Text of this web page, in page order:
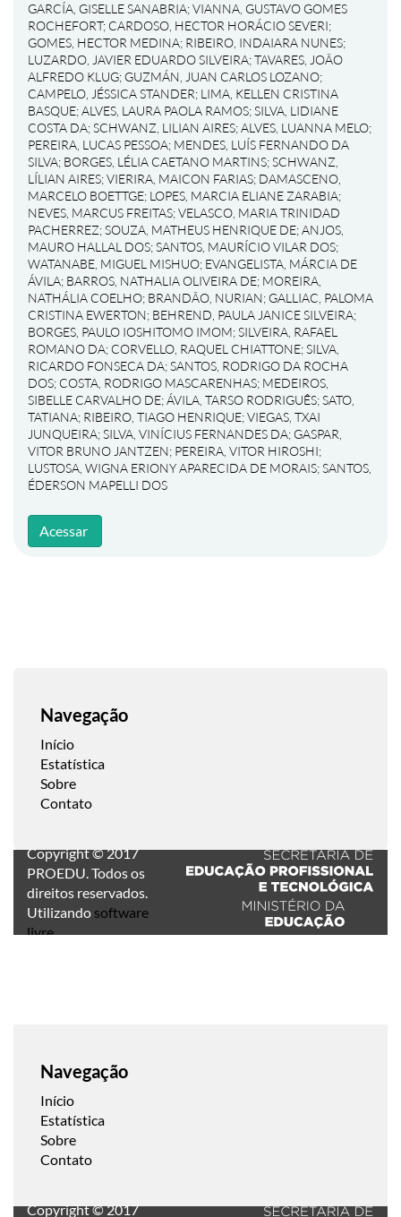
GARCÍA, GISELLE SANABRIA;VIANNA, GUSTAVO GOMES
ROCHEFORT; CARDOSO, HECTOR HORÁCIO SEVERI;
GOMES, HECTOR MEDINA; RIBEIRO, INDAIARA NUNES;
LUZARDO, JAVIER EDUARDO SILVEIRA;TAVARES, JOÃO
ALFREDO KLUG; GUZMÁN, JUAN CARLOS LOZANO;
CAMPELO, JÉSSICA STANDER; LIMA, KELLEN CRISTINA
BASQUE;ALVES, LAURA PAOLA RAMOS;SILVA, LIDIANE
COSTA DA;SCHWANZ, LILIAN AIRES;ALVES, LUANNA MELO;
PEREIRA, LUCAS PESSOA; MENDES, LUÍS FERNANDO DA
SILVA; BORGES, LÉLIA CAETANO MARTINS;SCHWANZ,
LÍLIAN AIRES;VIERIRA, MAICON FARIAS; DAMASCENO,
MARCELO BOETTGE; LOPES, MARCIA ELIANE ZARABIA;
NEVES, MARCUS FREITAS;VELASCO, MARIA TRINIDAD
PACHERREZ;SOUZA, MATHEUS HENRIQUE DE;ANJOS,
MAURO HALLAL DOS;SANTOS, MAURÍCIO VILAR DOS;
WATANABE, MIGUEL MISHUO; EVANGELISTA, MÁRCIA DE
ÁVILA; BARROS, NATHALIA OLIVEIRA DE; MOREIRA,
NATHÁLIA COELHO; BRANDÃO, NURIAN; GALLIAC, PALOMA
CRISTINA EWERTON; BEHREND, PAULA JANICE SILVEIRA;
BORGES, PAULO IOSHITOMO IMOM;SILVEIRA, RAFAEL
ROMANO DA; CORVELLO, RAQUEL CHIATTONE;SILVA,
RICARDO FONSECA DA;SANTOS, RODRIGO DA ROCHA
DOS; COSTA, RODRIGO MASCARENHAS; MEDEIROS,
SIBELLE CARVALHO DE;ÁVILA, TARSO RODRIGUÊS;SATO,
TATIANA; RIBEIRO, TIAGO HENRIQUE;VIEGAS, TXAI
JUNQUEIRA;SILVA, VINÍCIUS FERNANDES DA; GASPAR,
VITOR BRUNO JANTZEN; PEREIRA, VITOR HIROSHI;
LUSTOSA, WIGNA ERIONY APARECIDA DE MORAIS;SANTOS,
ÉDERSON MAPELLI DOS
Acessar
Navegação
Início
Estatística
Sobre
Contato
Copyright © 2017
PROEDU. Todos os
direitos reservados.
Utilizando software
livre.
Navegação
Início
Estatística
Sobre
Contato
Copyright © 2017